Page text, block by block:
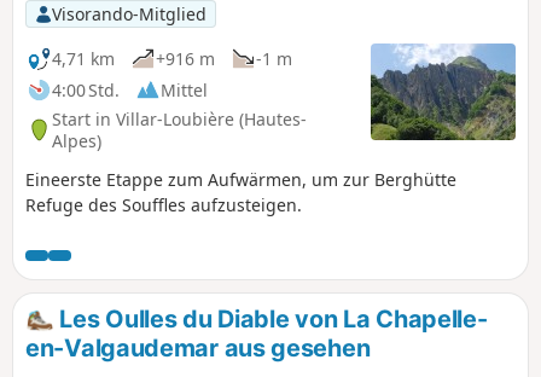
Visorando-Mitglied
4,71 km
+916 m
-1 m
4:00 Std.
Mittel
Start in Villar-Loubière (Hautes-
Alpes)
Eineerste Etappe zum Aufwärmen, um zur Berghütte
Refuge des Souffles aufzusteigen.
Les Oulles du Diable von La Chapelle-
en-Valgaudemar aus gesehen